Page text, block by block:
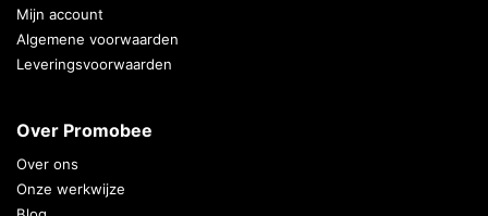
Mijn account
Algemene voorwaarden
Leveringsvoorwaarden
Over Promobee
Over ons
Onze werkwijze